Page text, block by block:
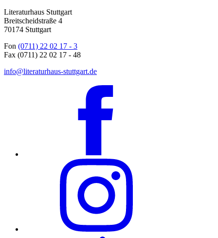
Literaturhaus Stuttgart
Breitscheidstraße 4
70174 Stuttgart
Fon (0711) 22 02 17 - 3
Fax (0711) 22 02 17 - 48
info@literaturhaus-stuttgart.de